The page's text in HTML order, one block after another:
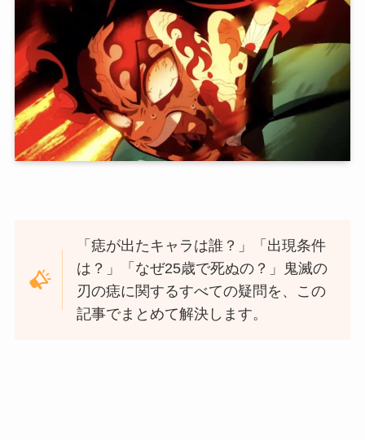
「痣が出たキャラは誰？」「出現条件
は？」「なぜ25歳で死ぬの？」鬼滅の
刃の痣に関するすべての疑問を、この
記事でまとめて解決します。